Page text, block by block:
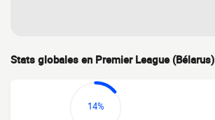
Stats globales en Premier League (Bélarus)
14%